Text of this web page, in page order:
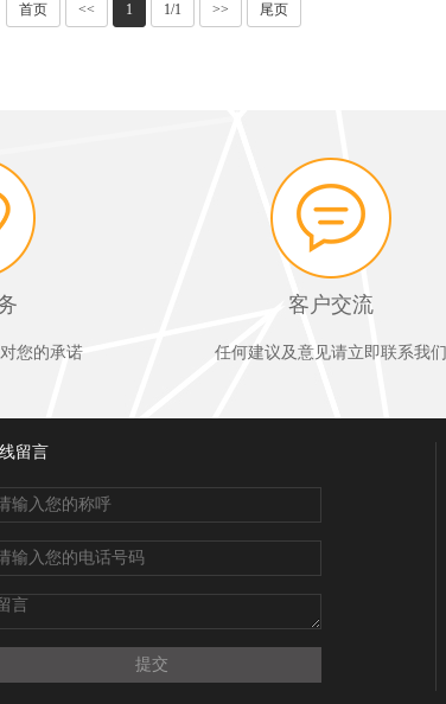
首页 << 1 1/1 >> 尾页
您的承诺
客户交流
任何建议及意见请立即联系我们
留言